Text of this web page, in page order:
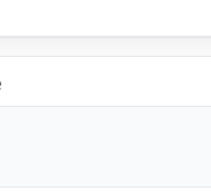
sulle Piste da Sci di
Abetone Via Uccelliera